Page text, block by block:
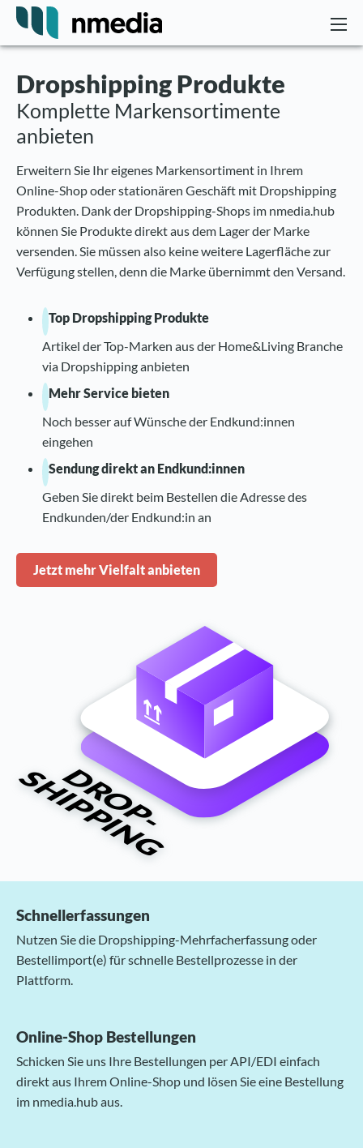
Dropshipping Produkte
Komplette Markensortimente
anbieten
Erweitern Sie Ihr eigenes Markensortiment in Ihrem
Online-Shop oder stationären Geschäft mit Dropshipping
Produkten. Dank der Dropshipping-Shops im nmedia.hub
können Sie Produkte direkt aus dem Lager der Marke
versenden. Sie müssen also keine weitere Lagerfläche zur
Verfügung stellen, denn die Marke übernimmt den Versand.
Top Dropshipping Produkte
Artikel der Top-Marken aus der Home&Living Branche
via Dropshipping anbieten
Mehr Service bieten
Noch besser auf Wünsche der Endkund:innen
eingehen
Sendung direkt an Endkund:innen
Geben Sie direkt beim Bestellen die Adresse des
Endkunden/der Endkund:in an
Jetzt mehr Vielfalt anbieten
Schnellerfassungen
Nutzen Sie die Dropshipping-Mehrfacherfassung oder
Bestellimport(e) für schnelle Bestellprozesse in der
Plattform.
Online-Shop Bestellungen
Schicken Sie uns Ihre Bestellungen per API/EDI einfach
direkt aus Ihrem Online-Shop und lösen Sie eine Bestellung
im nmedia.hub aus.